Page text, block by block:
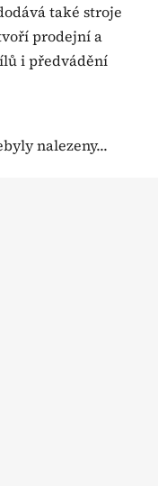
také stroje
prodejní a
i předvádění
nalezeny...